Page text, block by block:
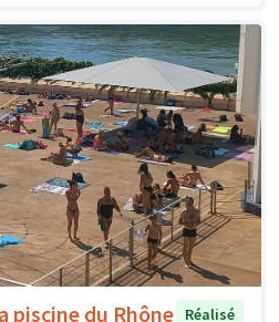
piscine du Rhône
Réalisé